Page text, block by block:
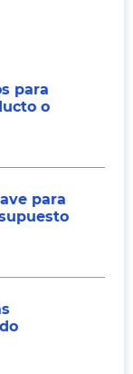
para
o
para